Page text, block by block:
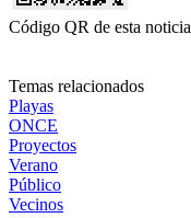
Código QR de esta noticia
Temas relacionados
Playas
ONCE
Proyectos
Verano
Público
Vecinos